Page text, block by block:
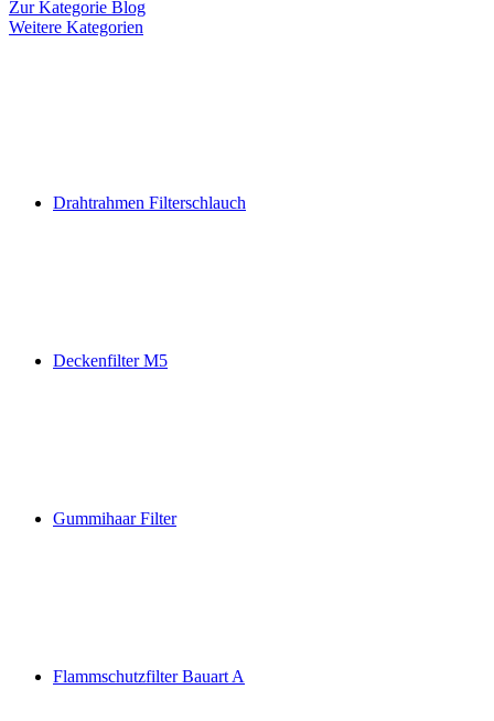
Zur Kategorie Blog
Weitere Kategorien
Drahtrahmen Filterschlauch
Deckenfilter M5
Gummihaar Filter
Flammschutzfilter Bauart A